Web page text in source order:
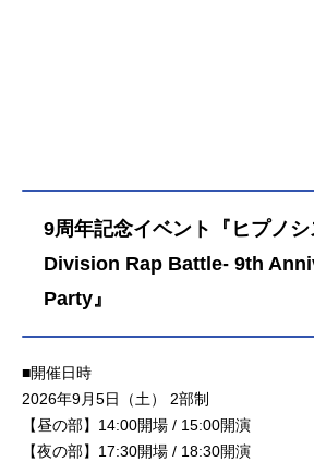
9周年記念イベント『ヒプノ
Division Rap Battle- 9th
Party』
■開催日時
2026年9月5日（土） 2部制
【昼の部】14:00開場 / 15:00開演
【夜の部】17:30開場 / 18:30開演